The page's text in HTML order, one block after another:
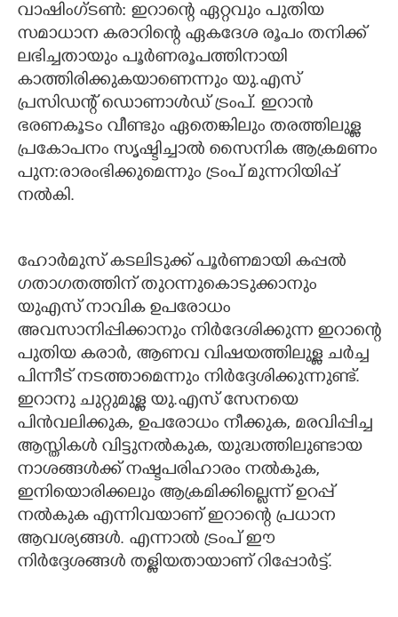
LITERATURE
ZOOM
CONTACT US
വാഷിം​ഗ്ടൺ: ഇറാന്റെ ഏറ്റവും പുതിയ
സമാധാന കരാറിന്റെ ഏകദേശ രൂപം തനിക്ക്
ലഭിച്ചതായും പൂർണരൂപത്തിനായി
കാത്തിരിക്കുകയാണെന്നും യു.എസ്
പ്രസിഡന്റ് ഡൊണാൾഡ് ട്രംപ്. ഇറാൻ
ഭരണകൂടം വീണ്ടും ഏതെങ്കിലും തരത്തിലുള്ള
പ്രകോപനം സൃഷ്ടിച്ചാൽ സൈനിക ആക്രമണം
പുന:രാരംഭിക്കുമെന്നും ട്രംപ് മുന്നറിയിപ്പ്
നൽകി.
ഹോർമുസ് കടലിടുക്ക് പൂർണമായി കപ്പൽ
ഗതാഗതത്തിന് തുറന്നുകൊടുക്കാനും
യുഎസ് നാവിക ഉപരോധം
അവസാനിപ്പിക്കാനും നിർദേശിക്കുന്ന ഇറാന്‍റെ
പുതിയ കരാർ, ആണവ വിഷയത്തിലുള്ള ചർച്ച
പിന്നീട് നടത്താമെന്നും നിർദ്ദേശിക്കുന്നുണ്ട്.
ഇറാനു ചുറ്റുമുള്ള യു.എസ് സേനയെ
പിൻവലിക്കുക, ഉപരോധം നീക്കുക, മരവിപ്പിച്ച
ആസ്തികൾ വിട്ടുനൽകുക, യുദ്ധത്തിലുണ്ടായ
നാശങ്ങൾക്ക് നഷ്ടപരിഹാരം നൽകുക,
ഇനിയൊരിക്കലും ആക്രമിക്കില്ലെന്ന് ഉറപ്പ്
നൽകുക എന്നിവയാണ് ഇറാന്റെ പ്രധാന
ആവശ്യങ്ങൾ. എന്നാൽ ട്രംപ് ഈ
നിർദ്ദേശങ്ങൾ തള്ളിയതായാണ് റിപ്പോർട്ട്.